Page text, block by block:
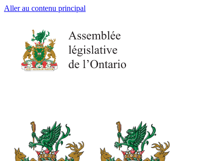
Aller au contenu principal